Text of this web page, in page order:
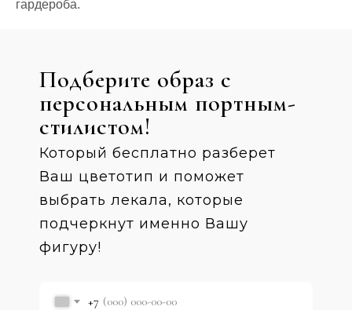
гардероба.
Подберите образ с
персональным портным-
стилистом!
Который бесплатно разберет
Ваш цветотип и поможет
выбрать лекала, которые
подчеркнут именно Вашу
фигуру!
+7